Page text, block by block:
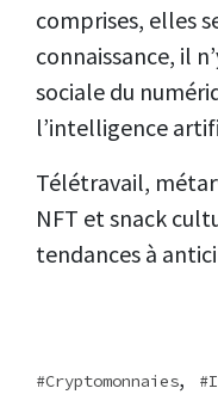
comprises, elles
connaissance, il
sociale du
l’intelligence
Télétravail,
NFT et snack
tendances à
Cryptomonnaies,